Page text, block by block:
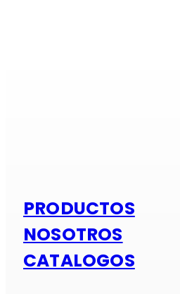
PRODUCTOS
NOSOTROS
CATALOGOS